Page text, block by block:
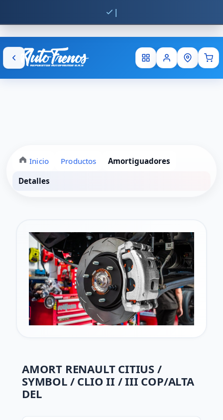
Env
Inicio Productos
Amortiguadores
Detalles
AMORT RENAULT CITIUS /
SYMBOL / CLIO II / III COP/ALTA
DEL